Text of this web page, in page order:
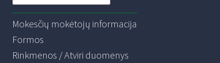
Mokesčių mokėtojų informacija
Formos
Rinkmenos / Atviri duomenys